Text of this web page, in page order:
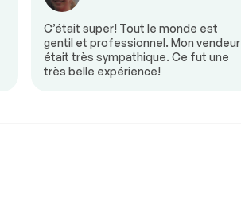
C’était super! Tout le monde est
gentil et professionnel. Mon vendeur
était très sympathique. Ce fut une
très belle expérience!